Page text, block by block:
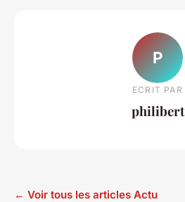
P
ECRIT PAR
philibert
← Voir tous les articles Actu